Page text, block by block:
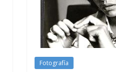
Fotografía